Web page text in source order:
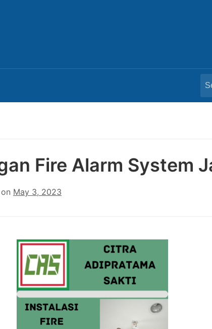
Fire Alarm System
on May 3, 2023